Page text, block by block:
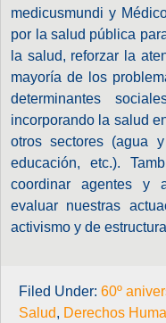
medicusmundi y
por la salud pública
la salud, reforzar la
mayoría de los
determinantes
incorporando la salud
otros sectores (agua
educación, etc.).
coordinar agentes y
evaluar nuestras
activismo y de
Filed Under: 60º
Salud, Derechos